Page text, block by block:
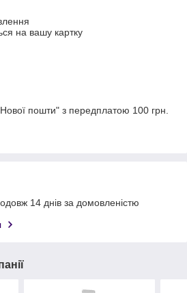
на вашу картку
пошти" з передплатою 100 грн.
14 днів за домовленістю